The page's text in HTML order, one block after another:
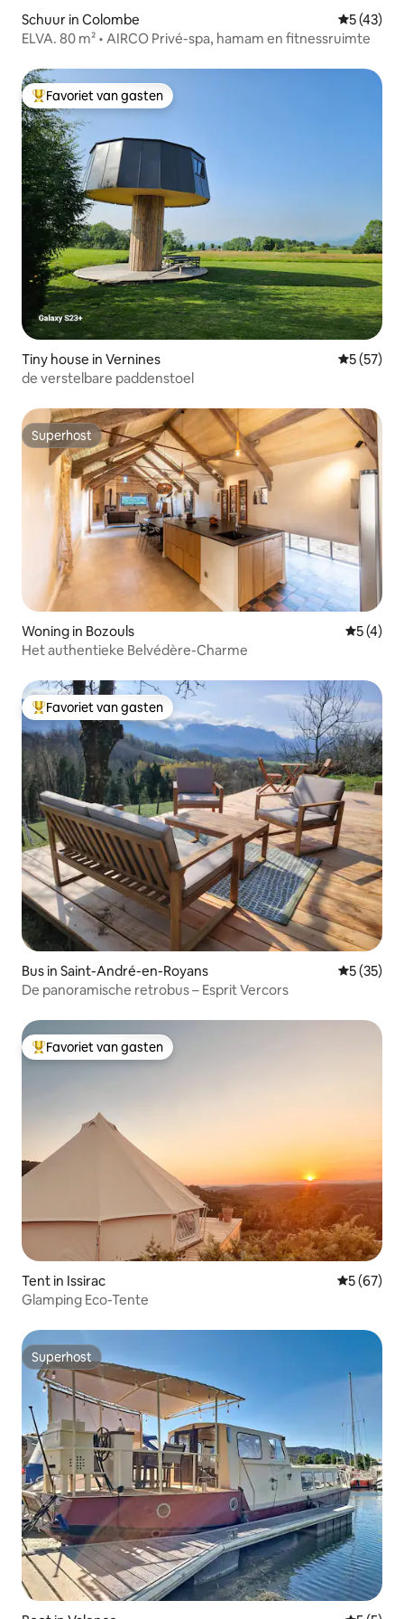
Schuur in Colombe
5 (43)
ELVA. 80 m² • AIRCO Privé-spa, hamam en fitnessruimte
Topfavoriet van gasten
Favoriet van gasten
Tiny house in Vernines
5 (57)
de verstelbare paddenstoel
Superhost
Superhost
Woning in Bozouls
5 (4)
Het authentieke Belvédère-Charme
Topfavoriet van gasten
Favoriet van gasten
Bus in Saint-André-en-Royans
5 (35)
De panoramische retrobus – Esprit Vercors
Topfavoriet van gasten
Favoriet van gasten
Tent in Issirac
5 (67)
Glamping Eco-Tente
Superhost
Superhost